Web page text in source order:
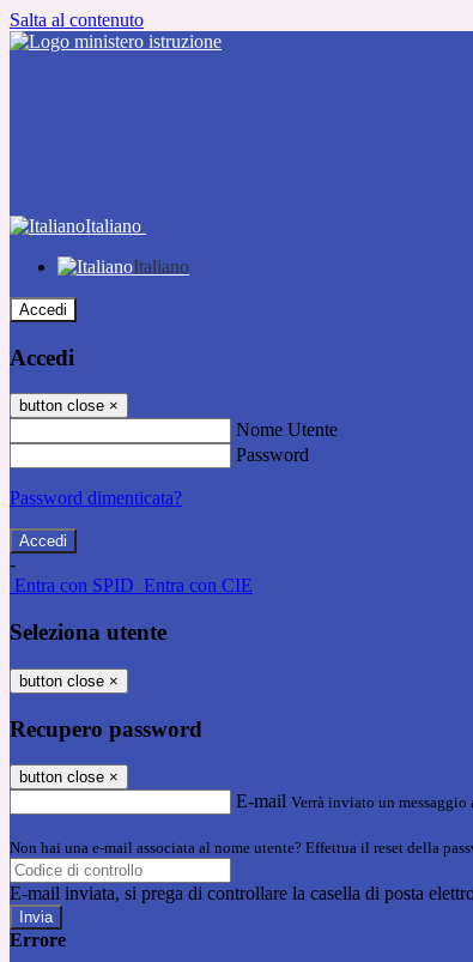
Salta al contenuto
Italiano
Italiano
Accedi
Accedi
button close ×
Nome Utente
Password
Password dimenticata?
-
Entra con SPID Entra con CIE
Seleziona utente
button close ×
Recupero password
button close ×
E-mail Verrà inviato un
Non hai una e-mail associata al nome utente? Effettua il reset della
E-mail inviata, si prega di controllare la casella di posta
Errore